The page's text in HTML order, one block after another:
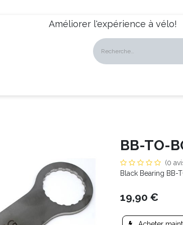
Améliorer l'expérience à vélo!
BB-TO-
(0
Black Bearing BB-
19,90 €